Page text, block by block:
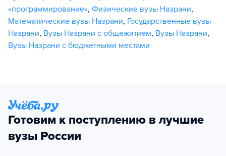
«программирование», Физические вузы Назрани,
Математические вузы Назрани, Государственные вузы
Назрани, Вузы Назрани с общежитием, Вузы Назрани,
Вузы Назрани с бюджетными местами
Готовим к поступлению в лучшие
вузы России